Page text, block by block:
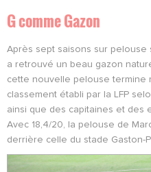
G comme Gazon
Après sept saisons sur pelouse
a retrouvé un beau gazon
cette nouvelle pelouse termine
classement établi par la LFP
ainsi que des capitaines et des
Avec 18,4/20, la pelouse de
derrière celle du stade Gaston-